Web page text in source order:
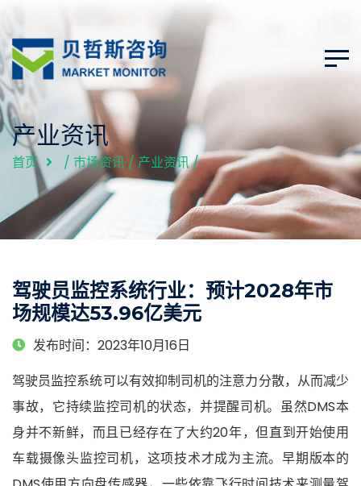
产业资讯
首页 / 市场资讯/产业资讯/
驾驶员监控系统行业：预计2028年市
场规模达53.96亿美元
发布时间：2023年10月16日
驾驶员监控系统可以有效抑制司机的注意力分散，从而减少
事故，它持续监控司机的状态，并提醒司机。虽然DMS本
身并不新鲜，而且已经存在了大约20年，但直到开始使用
车载摄像头监控司机，这项技术才成为主流。早期版本的